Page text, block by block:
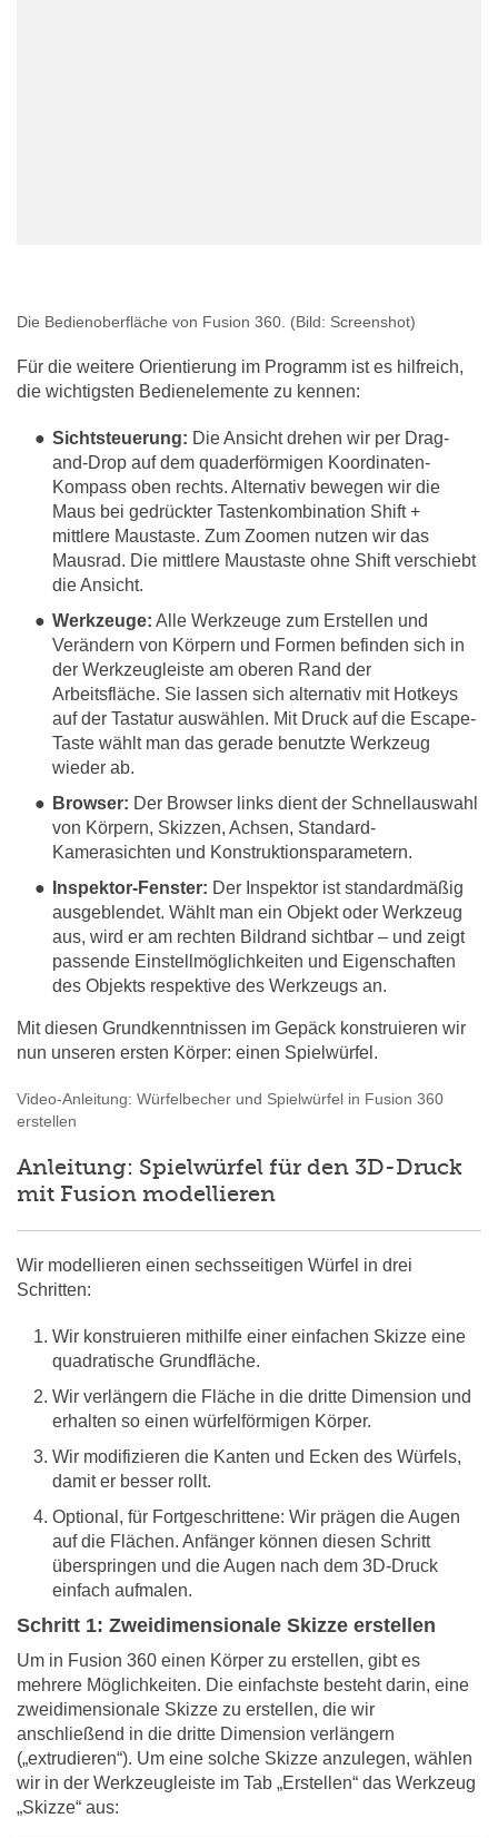
Die Bedienoberfläche von Fusion 360. (Bild: Screenshot)
Für die weitere Orientierung im Programm ist es hilfreich,
die wichtigsten Bedienelemente zu kennen:
Sichtsteuerung: Die Ansicht drehen wir per Drag-
and-Drop auf dem quaderförmigen Koordinaten-
Kompass oben rechts. Alternativ bewegen wir die
Maus bei gedrückter Tastenkombination Shift +
mittlere Maustaste. Zum Zoomen nutzen wir das
Mausrad. Die mittlere Maustaste ohne Shift verschiebt
die Ansicht.
Werkzeuge: Alle Werkzeuge zum Erstellen und
Verändern von Körpern und Formen befinden sich in
der Werkzeugleiste am oberen Rand der
Arbeitsfläche. Sie lassen sich alternativ mit Hotkeys
auf der Tastatur auswählen. Mit Druck auf die Escape-
Taste wählt man das gerade benutzte Werkzeug
wieder ab.
Browser: Der Browser links dient der Schnellauswahl
von Körpern, Skizzen, Achsen, Standard-
Kamerasichten und Konstruktionsparametern.
Inspektor-Fenster: Der Inspektor ist standardmäßig
ausgeblendet. Wählt man ein Objekt oder Werkzeug
aus, wird er am rechten Bildrand sichtbar – und zeigt
passende Einstellmöglichkeiten und Eigenschaften
des Objekts respektive des Werkzeugs an.
Mit diesen Grundkenntnissen im Gepäck konstruieren wir
nun unseren ersten Körper: einen Spielwürfel.
Video-Anleitung: Würfelbecher und Spielwürfel in Fusion 360
erstellen
Anleitung: Spielwürfel für den 3D-Druck
mit Fusion modellieren
Wir modellieren einen sechsseitigen Würfel in drei
Schritten:
Wir konstruieren mithilfe einer einfachen Skizze eine
quadratische Grundfläche.
Wir verlängern die Fläche in die dritte Dimension und
erhalten so einen würfelförmigen Körper.
Wir modifizieren die Kanten und Ecken des Würfels,
damit er besser rollt.
Optional, für Fortgeschrittene: Wir prägen die Augen
auf die Flächen. Anfänger können diesen Schritt
überspringen und die Augen nach dem 3D-Druck
einfach aufmalen.
Schritt 1: Zweidimensionale Skizze erstellen
Um in Fusion 360 einen Körper zu erstellen, gibt es
mehrere Möglichkeiten. Die einfachste besteht darin, eine
zweidimensionale Skizze zu erstellen, die wir
anschließend in die dritte Dimension verlängern
(„extrudieren“). Um eine solche Skizze anzulegen, wählen
wir in der Werkzeugleiste im Tab „Erstellen“ das Werkzeug
„Skizze“ aus: